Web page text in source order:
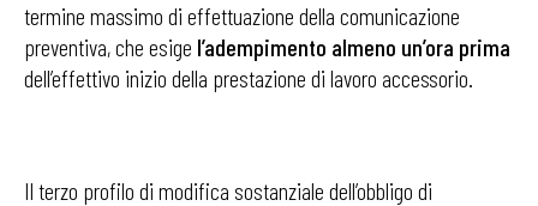
termine massimo di effettuazione della comunicazione
preventiva, che esige l’adempimento almeno un’ora prima
dell’effettivo inizio della prestazione di lavoro accessorio.
Il terzo profilo di modifica sostanziale dell’obbligo di